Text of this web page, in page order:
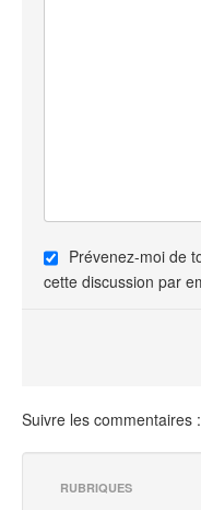
Prévenez-moi de
cette discussion par
Suivre les commentaires :
RUBRIQUES